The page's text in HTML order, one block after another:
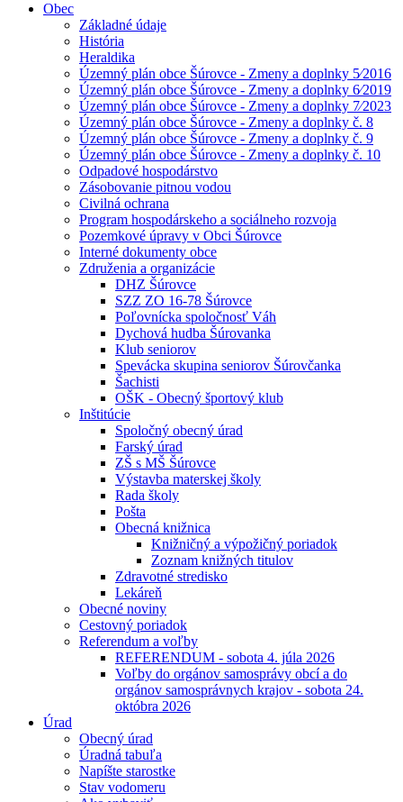
Obec
Základné údaje
História
Heraldika
Územný plán obce Šúrovce - Zmeny a doplnky 5⁄2016
Územný plán obce Šúrovce - Zmeny a doplnky 6⁄2019
Územný plán obce Šúrovce - Zmeny a doplnky 7⁄2023
Územný plán obce Šúrovce - Zmeny a doplnky č. 8
Územný plán obce Šúrovce - Zmeny a doplnky č. 9
Územný plán obce Šúrovce - Zmeny a doplnky č. 10
Odpadové hospodárstvo
Zásobovanie pitnou vodou
Civilná ochrana
Program hospodárskeho a sociálneho rozvoja
Pozemkové úpravy v Obci Šúrovce
Interné dokumenty obce
Združenia a organizácie
DHZ Šúrovce
SZZ ZO 16-78 Šúrovce
Poľovnícka spoločnosť Váh
Dychová hudba Šúrovanka
Klub seniorov
Spevácka skupina seniorov Šúrovčanka
Šachisti
OŠK - Obecný športový klub
Inštitúcie
Spoločný obecný úrad
Farský úrad
ZŠ s MŠ Šúrovce
Výstavba materskej školy
Rada školy
Pošta
Obecná knižnica
Knižničný a výpožičný poriadok
Zoznam knižných titulov
Zdravotné stredisko
Lekáreň
Obecné noviny
Cestovný poriadok
Referendum a voľby
REFERENDUM - sobota 4. júla 2026
Voľby do orgánov samosprávy obcí a do
orgánov samosprávnych krajov - sobota 24.
októbra 2026
Úrad
Obecný úrad
Úradná tabuľa
Napíšte starostke
Stav vodomeru